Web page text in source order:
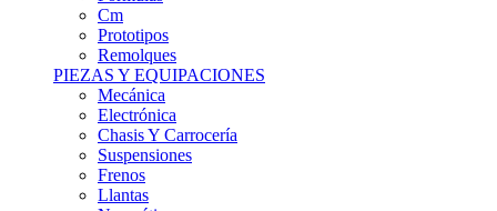
CARCROSS Y FÓRMULAS
CARCROSS Y FORMULAS TT
Carcross
Formulas Tt Autocross
Remolques
PIEZAS Y EQUIPACIONES
Mecanica
Electrónica
Chasis Y Carrocería
Suspensiones